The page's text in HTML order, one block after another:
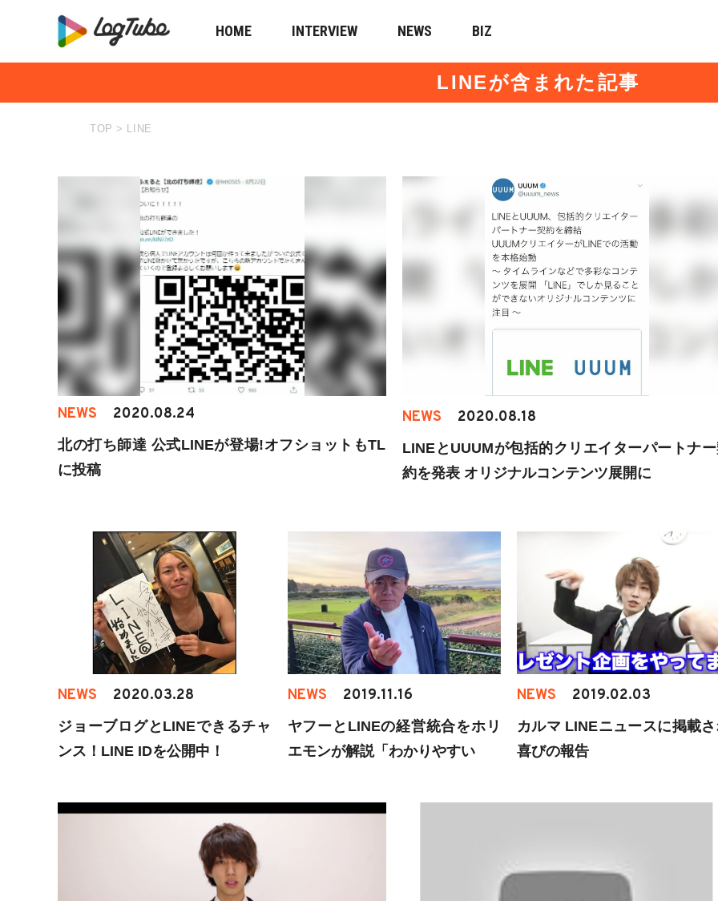
HOME INTERVIEW NEWS BIZ
LINEが含まれた記事
TOP > LINE
NEWS 2020.08.24
北の打ち師達 公式LINEが登場!オフショットもTL
に投稿
NEWS 2020.08.18
LINEとUUUMが包括的クリエイターパートナ
約を発表 オリジナルコンテンツ展開に
NEWS 2020.03.28
ジョーブログとLINEできるチャ
ンス！LINE IDを公開中！
NEWS 2019.11.16
ヤフーとLINEの経営統合をホリ
エモンが解説「わかりやすい
NEWS 2019.02.03
カルマ LINEニュースに掲載
喜びの報告